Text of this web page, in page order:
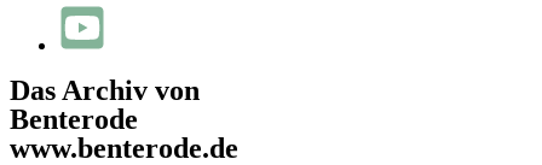
Das Archiv von
Benterode
www.benterode.de